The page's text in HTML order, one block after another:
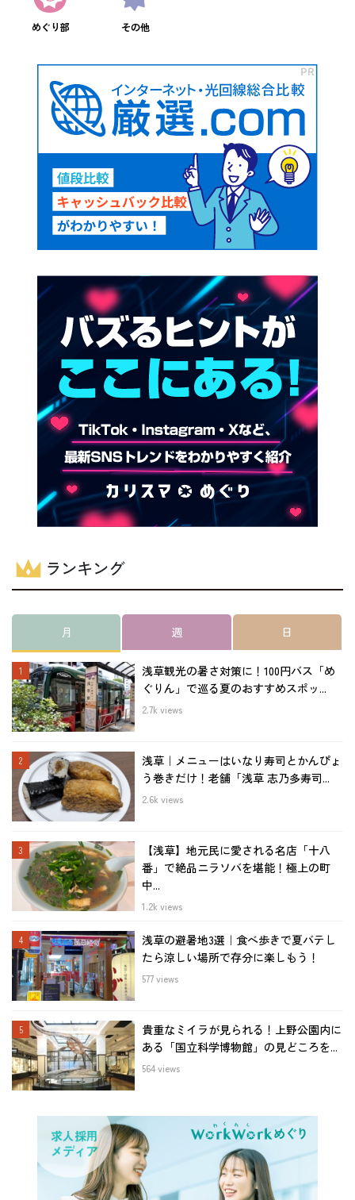
めぐり部 その他
ランキング
月 週 日
浅草観光の暑さ対策に！100円バス「め
ぐりん」で巡る夏のおすすめスポッ...
2.7k views
浅草｜メニューはいなり寿司とかんぴょ
う巻きだけ！老舗「浅草 志乃多寿司...
2.6k views
【浅草】地元民に愛される名店「十八
番」で絶品ニラソバを堪能！極上の町
中...
1.2k views
浅草の避暑地3選｜食べ歩きで夏バテし
たら涼しい場所で存分に楽しもう！
577 views
貴重なミイラが見られる！上野公園内に
ある「国立科学博物館」の見どころを...
564 views